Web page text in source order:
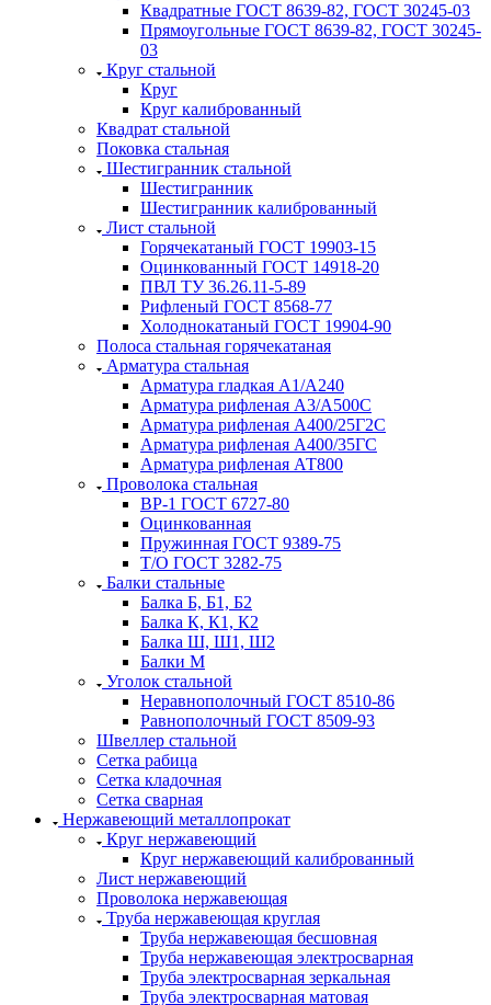
Квадратные ГОСТ 8639-82, ГОСТ 30245-03
Прямоугольные ГОСТ 8639-82, ГОСТ 30245-
03
Круг стальной
Круг
Круг калиброванный
Квадрат стальной
Поковка стальная
Шестигранник стальной
Шестигранник
Шестигранник калиброванный
Лист стальной
Горячекатаный ГОСТ 19903-15
Оцинкованный ГОСТ 14918-20
ПВЛ ТУ 36.26.11-5-89
Рифленый ГОСТ 8568-77
Холоднокатаный ГОСТ 19904-90
Полоса стальная горячекатаная
Арматура стальная
Арматура гладкая А1/А240
Арматура рифленая А3/А500С
Арматура рифленая А400/25Г2С
Арматура рифленая А400/35ГС
Арматура рифленая АТ800
Проволока стальная
ВР-1 ГОСТ 6727-80
Оцинкованная
Пружинная ГОСТ 9389-75
Т/О ГОСТ 3282-75
Балки стальные
Балка Б, Б1, Б2
Балка К, К1, К2
Балка Ш, Ш1, Ш2
Балки М
Уголок стальной
Неравнополочный ГОСТ 8510-86
Равнополочный ГОСТ 8509-93
Швеллер стальной
Сетка рабица
Сетка кладочная
Сетка сварная
Нержавеющий металлопрокат
Круг нержавеющий
Круг нержавеющий калиброванный
Лист нержавеющий
Проволока нержавеющая
Труба нержавеющая круглая
Труба нержавеющая бесшовная
Труба нержавеющая электросварная
Труба электросварная зеркальная
Труба электросварная матовая